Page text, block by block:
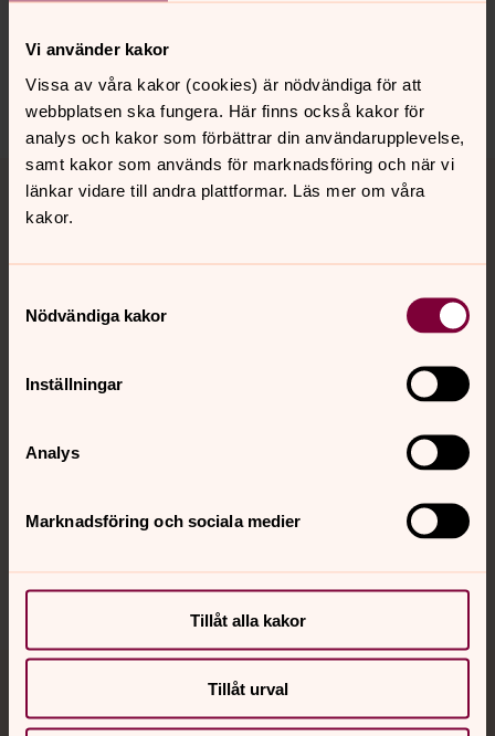
Vi använder kakor
Vissa av våra kakor (cookies) är nödvändiga för att
webbplatsen ska fungera. Här finns också kakor för
analys och kakor som förbättrar din användarupplevelse,
samt kakor som används för marknadsföring och när vi
länkar vidare till andra plattformar. Läs mer om våra
kakor.
Nödvändiga kakor
Inställningar
Analys
Marknadsföring och sociala medier
Tillåt alla kakor
Tillåt urval
Dela
Tillbaka till toppen
Tillbaka till innehållet
Hitta snabbt
Sociala kanaler
Jourhavande präst